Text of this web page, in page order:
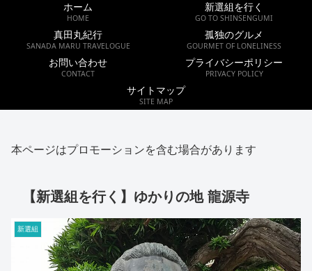
ホーム
HOME
新選組を行く
GO TO SHINSENGUMI
真田丸紀行
SANADA MARU TRAVELOGUE
孤独のグルメ
GOURMET OF LONELINESS
お問い合わせ
CONTACT
プライバシーポリシー
PRIVACY POLICY
サイトマップ
SITE MAP
本ページはプロモーションを含む場合があります
【新選組を行く】ゆかりの地 龍源寺
新選組